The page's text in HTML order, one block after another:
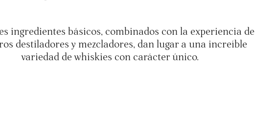
ingredientes básicos, combinados con la experiencia de
destiladores y mezcladores, dan lugar a una increíble
variedad de whiskies con carácter único.